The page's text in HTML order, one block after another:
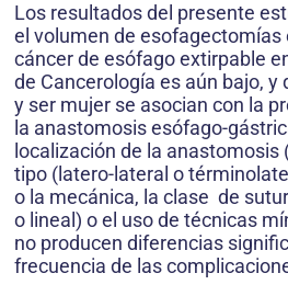
Los resultados del presente
el volumen de esofagectomías
cáncer de esófago extirpable
de Cancerología es aún bajo, y
y ser mujer se asocian con la
la anastomosis esófago-
localización de la anastomosis
tipo (latero-lateral o
o la mecánica, la clase de
o lineal) o el uso de técnicas
no producen diferencias
frecuencia de las